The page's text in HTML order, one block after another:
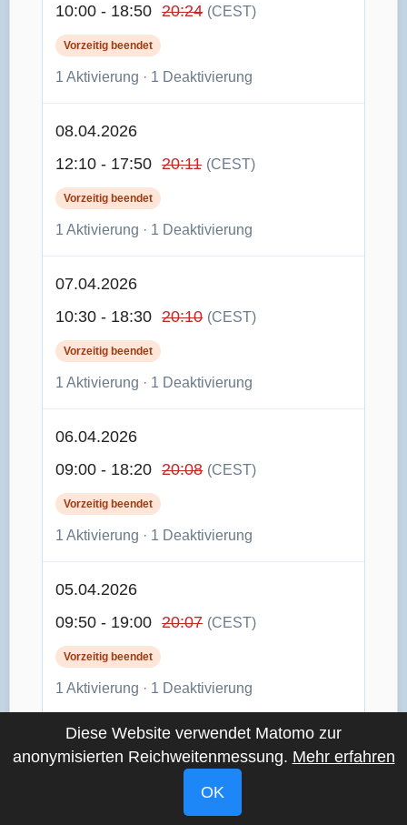
10:00 - 18:50 20:24 (CEST)
Vorzeitig beendet
1 Aktivierung · 1 Deaktivierung
08.04.2026
12:10 - 17:50 20:11 (CEST)
Vorzeitig beendet
1 Aktivierung · 1 Deaktivierung
07.04.2026
10:30 - 18:30 20:10 (CEST)
Vorzeitig beendet
1 Aktivierung · 1 Deaktivierung
06.04.2026
09:00 - 18:20 20:08 (CEST)
Vorzeitig beendet
1 Aktivierung · 1 Deaktivierung
05.04.2026
09:50 - 19:00 20:07 (CEST)
Vorzeitig beendet
1 Aktivierung · 1 Deaktivierung
04.04.2026
20:06 (CEST)
Diese Website verwendet Matomo zur
anonymisierten Reichweitenmessung. Mehr erfahren
OK